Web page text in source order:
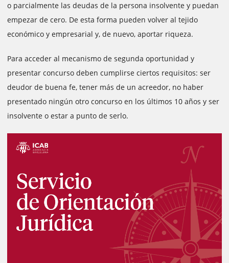
o parcialmente las deudas de la persona insolvente y puedan
empezar de cero. De esta forma pueden volver al tejido
económico y empresarial y, de nuevo, aportar riqueza.
Para acceder al mecanismo de segunda oportunidad y
presentar concurso deben cumplirse ciertos requisitos: ser
deudor de buena fe, tener más de un acreedor, no haber
presentado ningún otro concurso en los últimos 10 años y ser
insolvente o estar a punto de serlo.